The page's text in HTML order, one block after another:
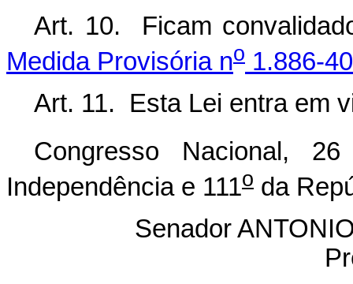
Art. 10. Ficam
Medida Provisória no 1.886-
Art. 11. Esta Lei entra em
Congresso Nacional,
Independência e 111o da
Senador